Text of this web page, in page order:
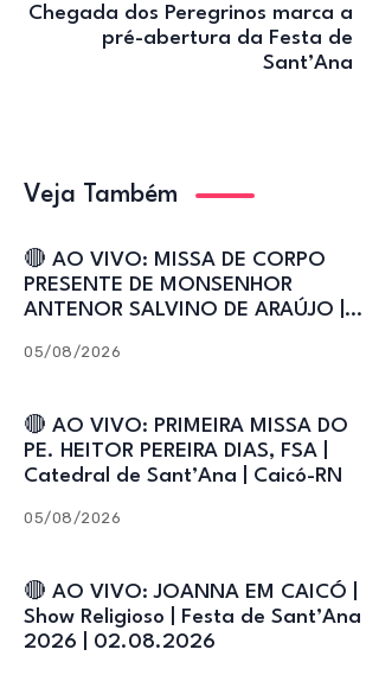
Chegada dos Peregrinos marca a
pré-abertura da Festa de
Sant’Ana
Veja Também
🔴 AO VIVO: MISSA DE CORPO
PRESENTE DE MONSENHOR
ANTENOR SALVINO DE ARAÚJO |
05/08/2026
🔴 AO VIVO: PRIMEIRA MISSA DO
PE. HEITOR PEREIRA DIAS, FSA |
Catedral de Sant’Ana | Caicó-RN
05/08/2026
🔴 AO VIVO: JOANNA EM CAICÓ |
Show Religioso | Festa de Sant’Ana
2026 | 02.08.2026